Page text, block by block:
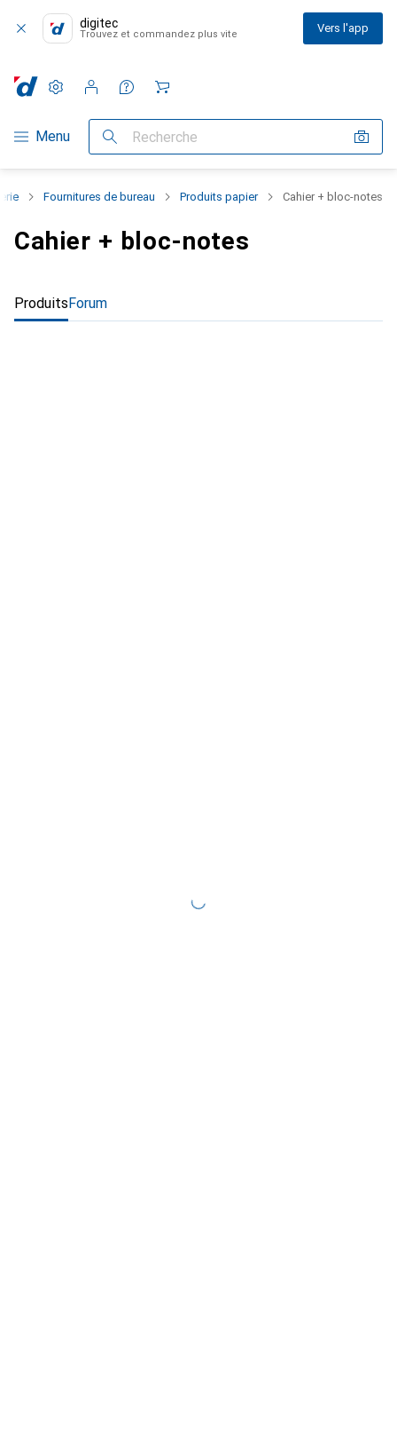
digitec
Trouvez et commandez plus vite Vers l'app
Navigation par catégorie
Menu Recherche
Paramètres
Compte client
Listes de comparaison
Listes d'envies
Panier
Fournitures de bureau Produits papier Cahier + bloc-notes
Cahier + bloc-notes
ProduitsForum